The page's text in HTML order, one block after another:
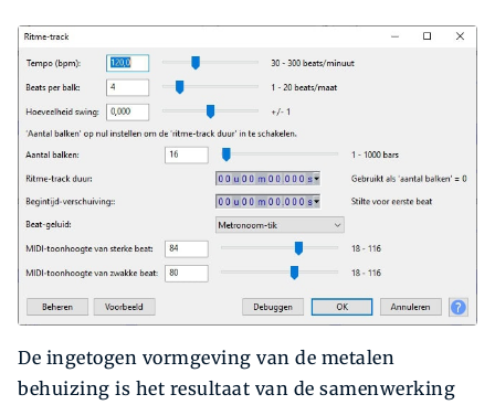
De ingetogen vormgeving van de metalen
behuizing is het resultaat van de samenwerking